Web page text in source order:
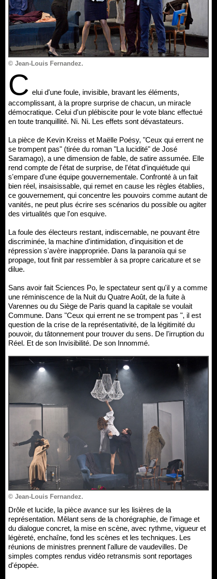
© Jean-Louis Fernandez.
C elui d'une foule, invisible, bravant les éléments,
accomplissant, à la propre surprise de chacun, un miracle
démocratique. Celui d'un plébiscite pour le vote blanc effectué
en toute tranquillité. Ni. Ni. Les effets sont dévastateurs.
La pièce de Kevin Kreiss et Maëlle Poésy, "Ceux qui errent ne
se trompent pas" (tirée du roman "La lucidité" de José
Saramago), a une dimension de fable, de satire assumée. Elle
rend compte de l'état de surprise, de l'état d'inquiétude qui
s'empare d'une équipe gouvernementale. Confronté à un fait
bien réel, insaisissable, qui remet en cause les règles établies,
ce gouvernement, qui concentre les pouvoirs comme autant de
vanités, ne peut plus écrire ses scénarios du possible ou agiter
des virtualités que l'on esquive.
La foule des électeurs restant, indiscernable, ne pouvant être
discriminée, la machine d'intimidation, d'inquisition et de
répression s'avère inappropriée. Dans la paranoïa qui se
propage, tout finit par ressembler à sa propre caricature et se
dilue.
Sans avoir fait Sciences Po, le spectateur sent qu'il y a comme
une réminiscence de la Nuit du Quatre Août, de la fuite à
Varennes ou du Siège de Paris quand la capitale se voulait
Commune. Dans "Ceux qui errent ne se trompent pas ", il est
question de la crise de la représentativité, de la légitimité du
pouvoir, du tâtonnement pour trouver du sens. De l'irruption du
Réel. Et de son Invisibilité. De son Innommé.
© Jean-Louis Fernandez.
Drôle et lucide, la pièce avance sur les lisières de la
représentation. Mêlant sens de la chorégraphie, de l'image et
du dialogue concret, la mise en scène, avec rythme, vigueur et
légèreté, enchaîne, fond les scènes et les techniques. Les
réunions de ministres prennent l'allure de vaudevilles. De
simples comptes rendus vidéo retransmis sont reportages
d'épopée.